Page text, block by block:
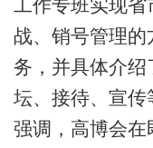
工作专班实现
战、销号管理
务，并具体介绍
坛、接待、宣
强调，高博会在